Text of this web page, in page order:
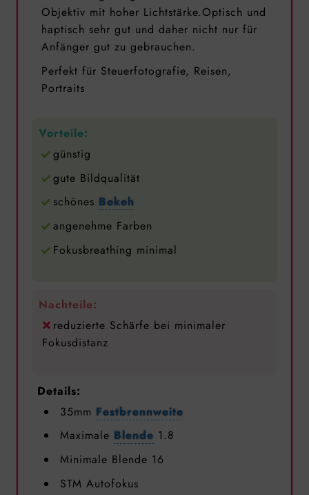
Objektiv mit hoher Lichtstärke.Optisch und
haptisch sehr gut und daher nicht nur für
Anfänger gut zu gebrauchen.
Perfekt für Steuerfotografie, Reisen,
Portraits
Vorteile:
günstig
gute Bildqualität
schönes Bokeh
angenehme Farben
Fokusbreathing minimal
Nachteile:
reduzierte Schärfe bei minimaler
Fokusdistanz
Details:
35mm Festbrennweite
Maximale Blende 1.8
Minimale Blende 16
STM Autofokus